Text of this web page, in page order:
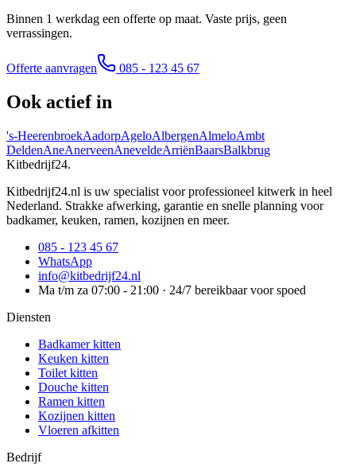
Binnen 1 werkdag een offerte op maat. Vaste prijs, geen
verrassingen.
Offerte aanvragen 085 - 123 45 67
Ook actief in
's-HeerenbroekAadorpAgeloAlbergenAlmeloAmbt
DeldenAneAnerveenAneveldeArriënBaarsBalkbrug
Kitbedrijf24.
Kitbedrijf24.nl is uw specialist voor professioneel kitwerk in heel
Nederland. Strakke afwerking, garantie en snelle planning voor
badkamer, keuken, ramen, kozijnen en meer.
085 - 123 45 67
WhatsApp
info@kitbedrijf24.nl
Ma t/m za 07:00 - 21:00 · 24/7 bereikbaar voor spoed
Diensten
Badkamer kitten
Keuken kitten
Toilet kitten
Douche kitten
Ramen kitten
Kozijnen kitten
Vloeren afkitten
Bedrijf